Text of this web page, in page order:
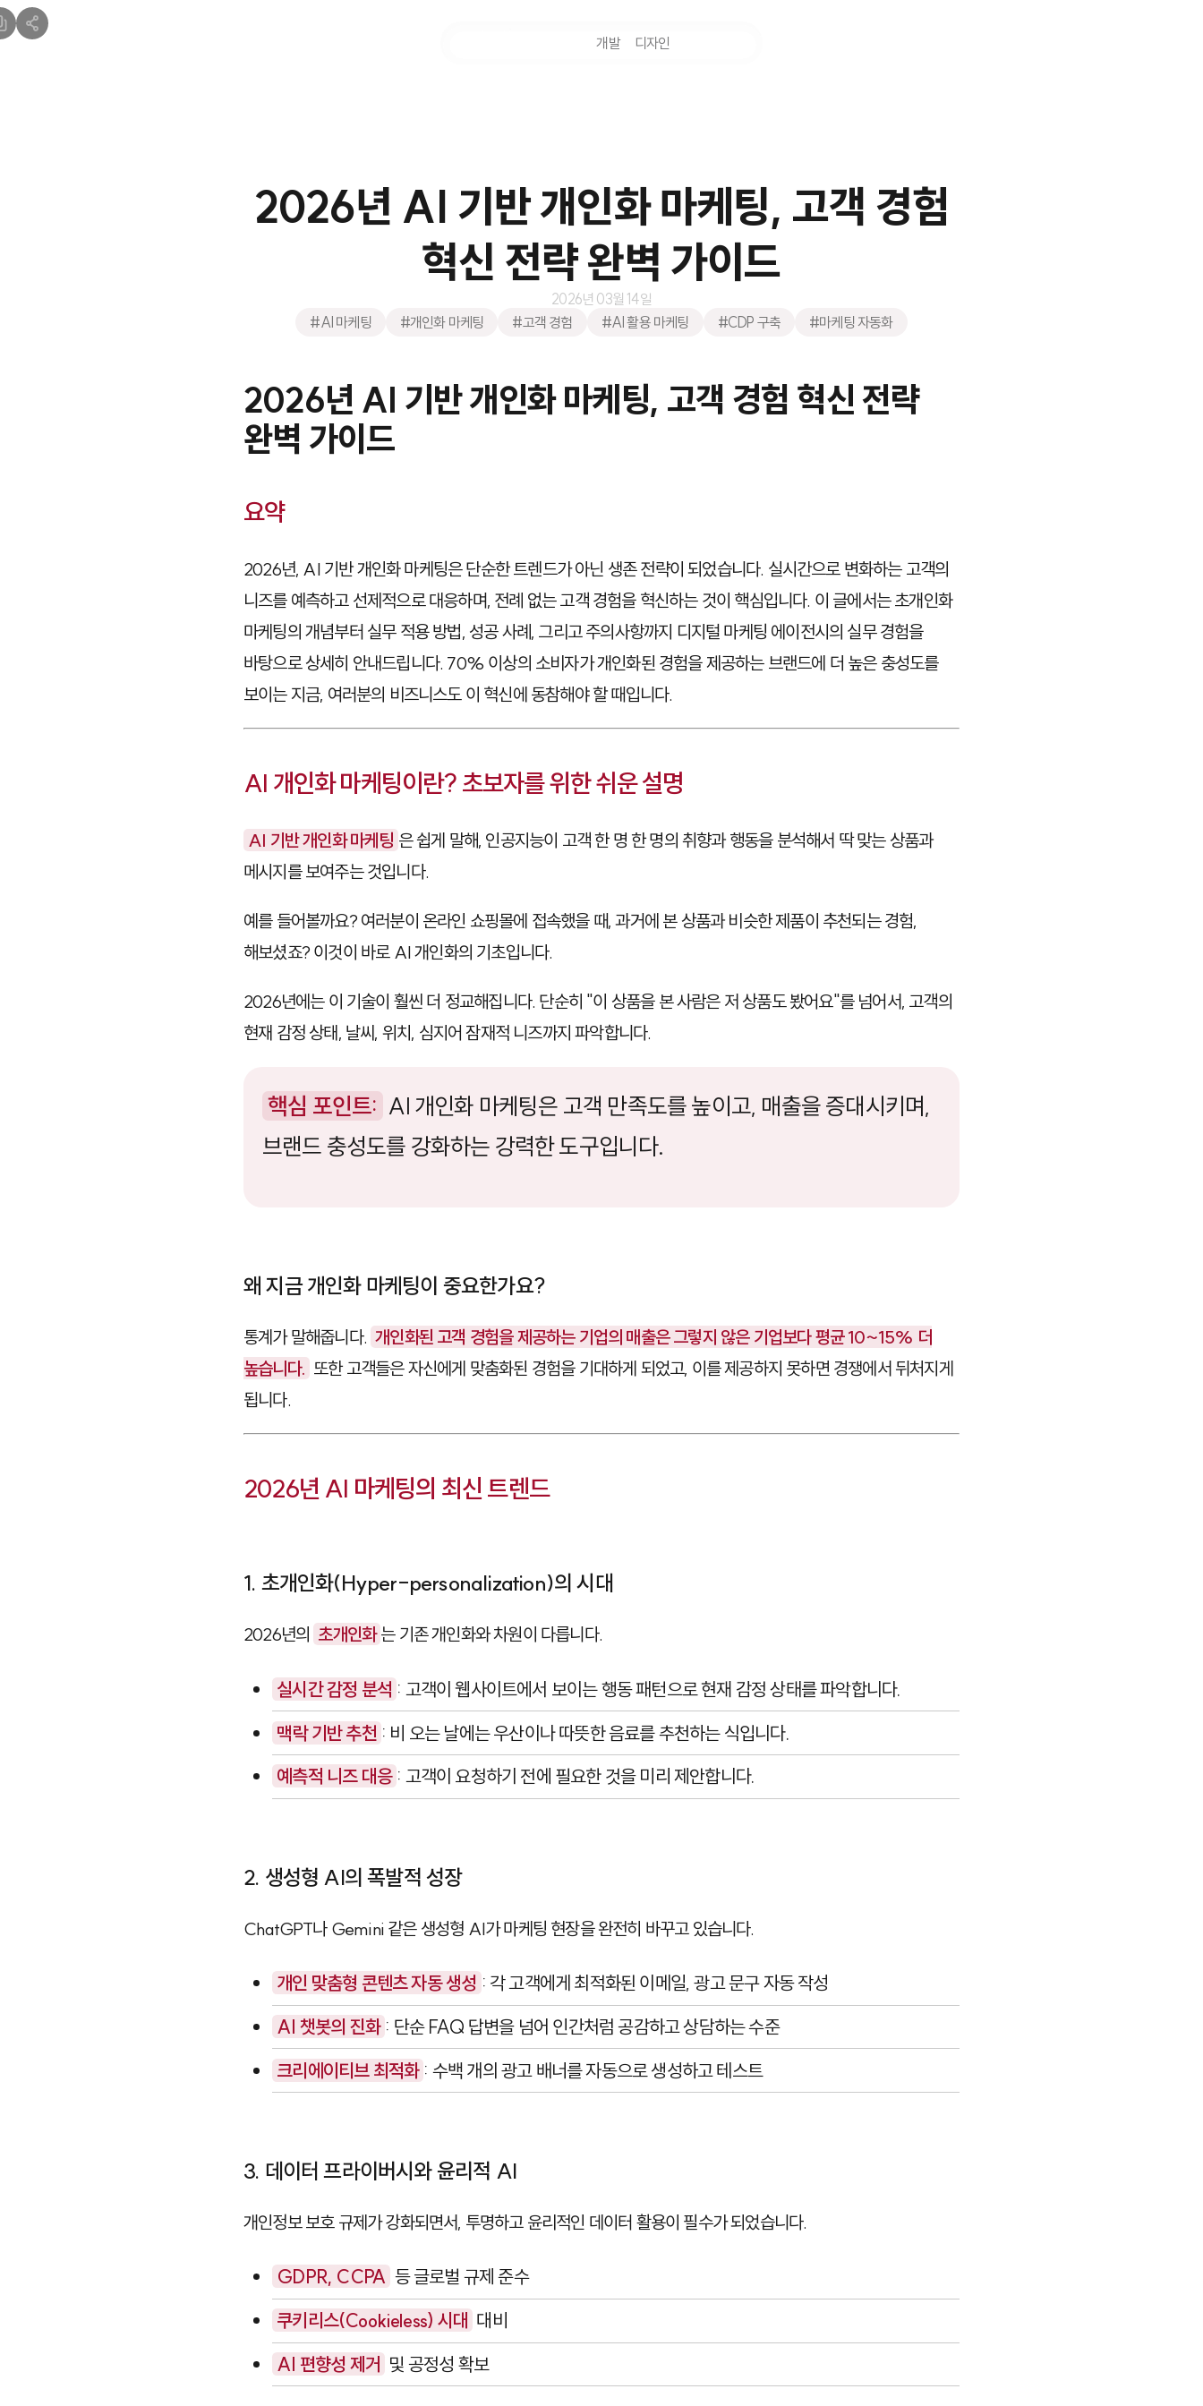
개발 디자인
2026년 AI 기반 개인화 마케팅, 고객 경험
혁신 전략 완벽 가이드
2026년 03월 14일
#AI 마케팅
#개인화 마케팅 #고객 경험 #AI 활용 마케팅 #CDP 구축 #마케팅 자동화
2026년 AI 기반 개인화 마케팅, 고객 경험 혁신 전략
완벽 가이드
요약
2026년, AI 기반 개인화 마케팅은 단순한 트렌드가 아닌 생존 전략이 되었습니다. 실시간으로 변화하는 고객의
니즈를 예측하고 선제적으로 대응하며, 전례 없는 고객 경험을 혁신하는 것이 핵심입니다. 이 글에서는 초개인화
마케팅의 개념부터 실무 적용 방법, 성공 사례, 그리고 주의사항까지 디지털 마케팅 에이전시의 실무 경험을
바탕으로 상세히 안내드립니다. 70% 이상의 소비자가 개인화된 경험을 제공하는 브랜드에 더 높은 충성도를
보이는 지금, 여러분의 비즈니스도 이 혁신에 동참해야 할 때입니다.
AI 개인화 마케팅이란? 초보자를 위한 쉬운 설명
AI 기반 개인화 마케팅 은 쉽게 말해, 인공지능이 고객 한 명 한 명의 취향과 행동을 분석해서 딱 맞는 상품과
메시지를 보여주는 것입니다.
예를 들어볼까요? 여러분이 온라인 쇼핑몰에 접속했을 때, 과거에 본 상품과 비슷한 제품이 추천되는 경험,
해보셨죠? 이것이 바로 AI 개인화의 기초입니다.
2026년에는 이 기술이 훨씬 더 정교해집니다. 단순히 "이 상품을 본 사람은 저 상품도 봤어요"를 넘어서, 고객의
현재 감정 상태, 날씨, 위치, 심지어 잠재적 니즈까지 파악합니다.
핵심 포인트: AI 개인화 마케팅은 고객 만족도를 높이고, 매출을 증대시키며,
브랜드 충성도를 강화하는 강력한 도구입니다.
왜 지금 개인화 마케팅이 중요한가요?
통계가 말해줍니다. 개인화된 고객 경험을 제공하는 기업의 매출은 그렇지 않은 기업보다 평균 10~15% 더
높습니다. 또한 고객들은 자신에게 맞춤화된 경험을 기대하게 되었고, 이를 제공하지 못하면 경쟁에서 뒤처지게
됩니다.
2026년 AI 마케팅의 최신 트렌드
1. 초개인화(Hyper-personalization)의 시대
2026년의 초개인화 는 기존 개인화와 차원이 다릅니다.
실시간 감정 분석 : 고객이 웹사이트에서 보이는 행동 패턴으로 현재 감정 상태를 파악합니다.
맥락 기반 추천 : 비 오는 날에는 우산이나 따뜻한 음료를 추천하는 식입니다.
예측적 니즈 대응 : 고객이 요청하기 전에 필요한 것을 미리 제안합니다.
2. 생성형 AI의 폭발적 성장
ChatGPT나 Gemini 같은 생성형 AI가 마케팅 현장을 완전히 바꾸고 있습니다.
개인 맞춤형 콘텐츠 자동 생성 : 각 고객에게 최적화된 이메일, 광고 문구 자동 작성
AI 챗봇의 진화 : 단순 FAQ 답변을 넘어 인간처럼 공감하고 상담하는 수준
크리에이티브 최적화 : 수백 개의 광고 배너를 자동으로 생성하고 테스트
3. 데이터 프라이버시와 윤리적 AI
개인정보 보호 규제가 강화되면서, 투명하고 윤리적인 데이터 활용이 필수가 되었습니다.
GDPR, CCPA 등 글로벌 규제 준수
쿠키리스(Cookieless) 시대 대비
AI 편향성 제거 및 공정성 확보